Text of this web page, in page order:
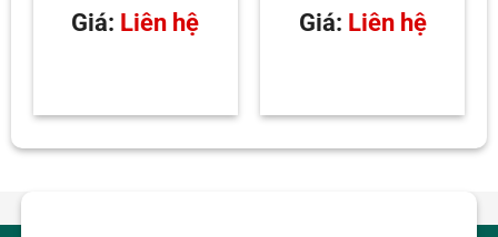
Giá: Liên hệ Giá: Liên hệ